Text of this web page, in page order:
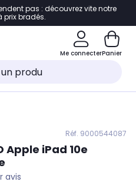
de page
pas : découvrez vite notre
prix bradés.
Me connecterPanier
Réf. 9000544087
Apple iPad 10e
avis